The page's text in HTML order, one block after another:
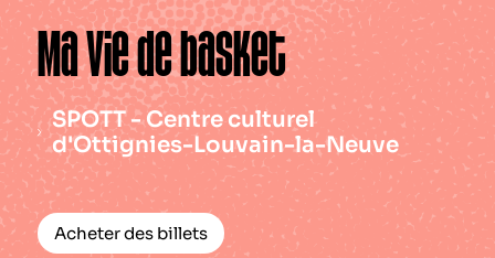
Ma vie de basket
SPOTT - Centre culturel
d'Ottignies-Louvain-la-Neuve
Acheter des billets